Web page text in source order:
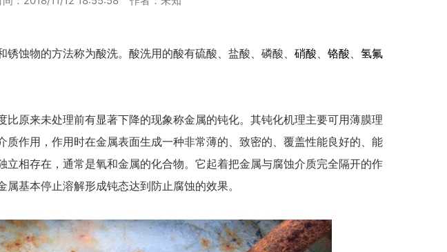
锈蚀物的方法称为酸洗。酸洗用的酸有硫酸、盐酸、磷酸、 硝酸 铬酸
氢氟
比原来未处理前有显著下降的现象称金属的钝化。其钝化机理主要可用薄膜理
质作用，作用时在金属表面生成一种非常薄的、致密的、覆盖性能良好的、能
立相存在，通常是氧和金属的化合物。它起着把金属与腐蚀介质完全隔开的作
基本停止溶解形成钝态达到防止腐蚀的效果。